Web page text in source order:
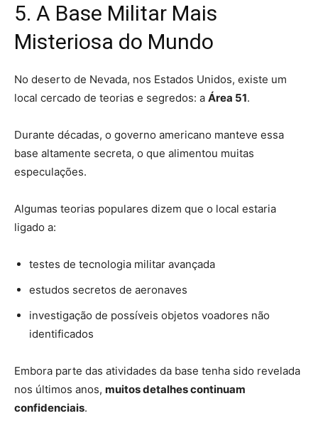
5. A Base Militar Mais
Misteriosa do Mundo
No deserto de Nevada, nos Estados Unidos, existe um
local cercado de teorias e segredos: a Área 51.
Durante décadas, o governo americano manteve essa
base altamente secreta, o que alimentou muitas
especulações.
Algumas teorias populares dizem que o local estaria
ligado a:
testes de tecnologia militar avançada
estudos secretos de aeronaves
investigação de possíveis objetos voadores não
identificados
Embora parte das atividades da base tenha sido revelada
nos últimos anos, muitos detalhes continuam
confidenciais.